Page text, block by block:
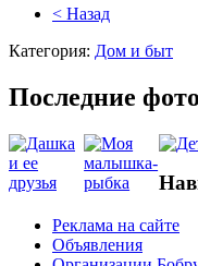
< Назад
Категория: Дом и быт
Последние
Реклама на сайте
Объявления